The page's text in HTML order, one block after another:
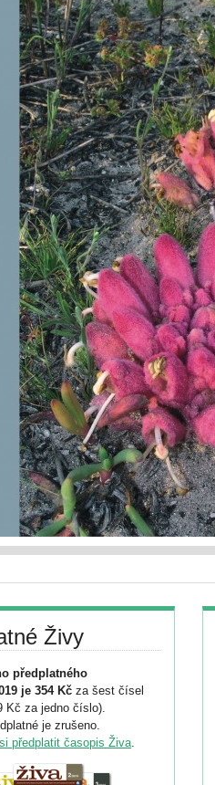
Živy
předplatného
je 354 Kč za šest čísel
Kč za jedno číslo).
je zrušeno.
předplatit časopis Živa.